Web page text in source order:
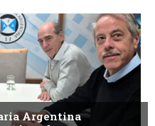
Argentina